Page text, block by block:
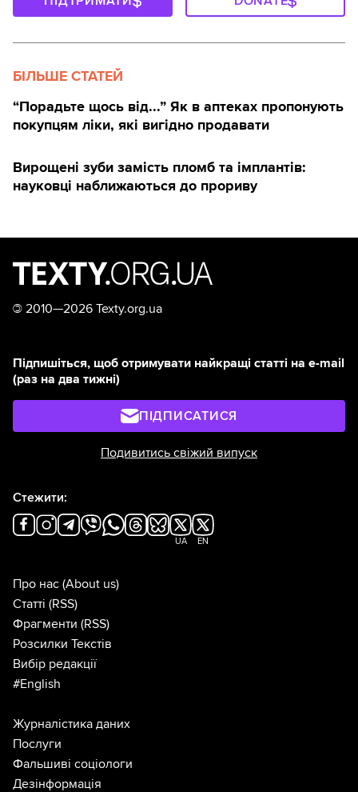
БІЛЬШЕ СТАТЕЙ
“Порадьте щось від...” Як в аптеках пропонують
покупцям ліки, які вигідно продавати
Вирощені зуби замість пломб та імплантів:
науковці наближаються до прориву
© 2010—2026 Texty.org.ua
Підпишіться, щоб отримувати найкращі статті на e-mail
(раз на два тижні)
ПІДПИСАТИСЯ
Подивитись свіжий випуск
Стежити:
UA EN
Про нас (About us)
Статті (RSS)
Фрагменти (RSS)
Розсилки Текстів
Вибір редакції
#English
Журналістика даних
Послуги
Фальшиві соціологи
Дезінформація